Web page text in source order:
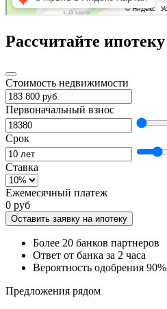
Рассчитайте ипотеку
Стоимость недвижимости
Первоначальный взнос
Срок
Ставка
Ежемесячный платеж
0 руб
Оставить заявку на ипотеку
Более 20 банков партнеров
Ответ от банка за 2 часа
Вероятность одобрения 90%
Предложения рядом